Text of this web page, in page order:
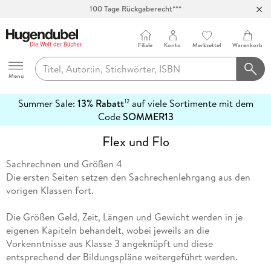
100 Tage Rückgaberecht***
Hugendubel
Menu
Filiale Konto Merkzettel Warenkorb
Summer Sale: 13% Rabatt12auf viele Sortimente mit dem
CodeSOMMER13
erfahren
Flex und Flo
Sachrechnen und Größen 4
Die ersten Seiten setzen den Sachrechenlehrgang aus den
vorigen Klassen fort.
Die Größen Geld, Zeit, Längen und Gewicht werden in je
eigenen Kapiteln behandelt, wobei jeweils an die
Vorkenntnisse aus Klasse 3 angeknüpft und diese
entsprechend der Bildungspläne weitergeführt werden.